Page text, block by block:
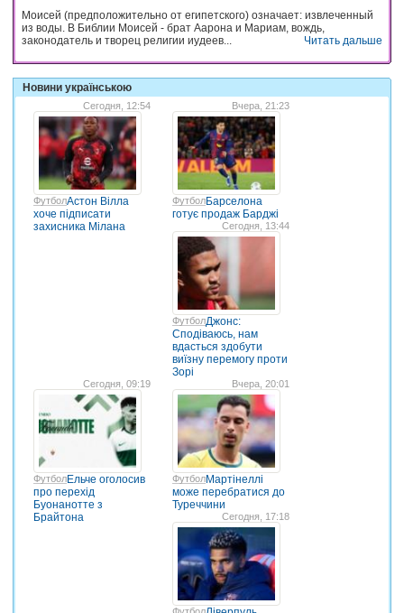
Моисей (предположительно от египетского) означает: извлеченный
из воды. В Библии Моисей - брат Аарона и Мариам, вождь,
законодатель и творец религии иудеев...
Читать дальше
Новини українською
Сегодня, 12:54
ФутболАстон Вілла
хоче підписати
захисника Мілана
Вчера, 21:23
ФутболБарселона
готує продаж Барджі
Сегодня, 13:44
ФутболДжонс:
Сподіваюсь, нам
вдасться здобути
виїзну перемогу проти
Зорі
Сегодня, 09:19
ФутболЕльче оголосив
про перехід
Буонанотте з
Брайтона
Вчера, 20:01
ФутболМартінеллі
може перебратися до
Туреччини
Сегодня, 17:18